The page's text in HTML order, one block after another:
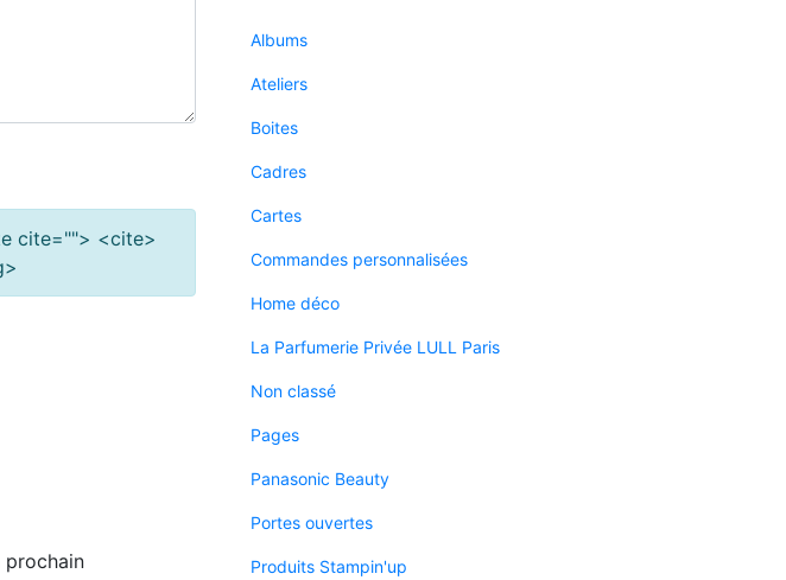
cite=""> <cite>
prochain
Albums
Ateliers
Boites
Cadres
Cartes
Commandes personnalisées
Home déco
La Parfumerie Privée LULL Paris
Non classé
Pages
Panasonic Beauty
Portes ouvertes
Produits Stampin'up